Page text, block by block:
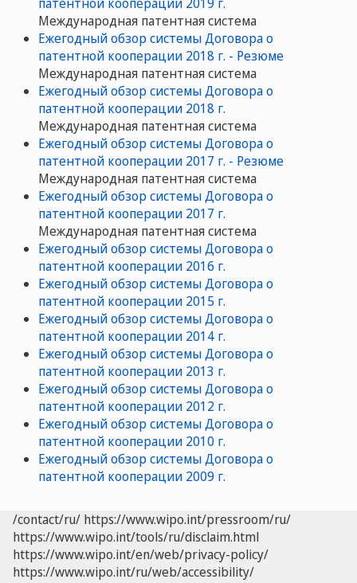
Mеждународная патентная система
Ежегодный обзор системы Договора о
патентной кооперации 2018 г. - Резюме
Mеждународная патентная система
Ежегодный обзор системы Договора о
патентной кооперации 2018 г.
Mеждународная патентная система
Ежегодный обзор системы Договора о
патентной кооперации 2017 г. - Резюме
Mеждународная патентная система
Ежегодный обзор системы Договора о
патентной кооперации 2017 г.
Mеждународная патентная система
Ежегодный обзор системы Договора о
патентной кооперации 2016 г.
Ежегодный обзор системы Договора о
патентной кооперации 2015 г.
Ежегодный обзор системы Договора о
патентной кооперации 2014 г.
Ежегодный обзор системы Договора о
патентной кооперации 2013 г.
Ежегодный обзор системы Договора о
патентной кооперации 2012 г.
Ежегодный обзор системы Договора о
патентной кооперации 2010 г.
Ежегодный обзор системы Договора о
патентной кооперации 2009 г.
/contact/ru/ https://www.wipo.int/pressroom/ru/
https://www.wipo.int/tools/ru/disclaim.html
https://www.wipo.int/en/web/privacy-policy/
https://www.wipo.int/ru/web/accessibility/